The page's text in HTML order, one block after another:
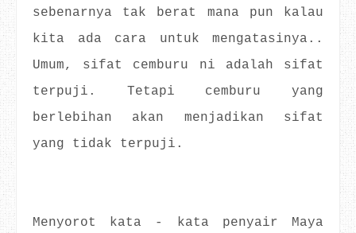
sebenarnya tak berat mana pun kalau
kita ada cara untuk mengatasinya..
Umum, sifat cemburu ni adalah sifat
terpuji. Tetapi cemburu yang
berlebihan akan menjadikan sifat
yang tidak terpuji.
Menyorot kata - kata penyair Maya